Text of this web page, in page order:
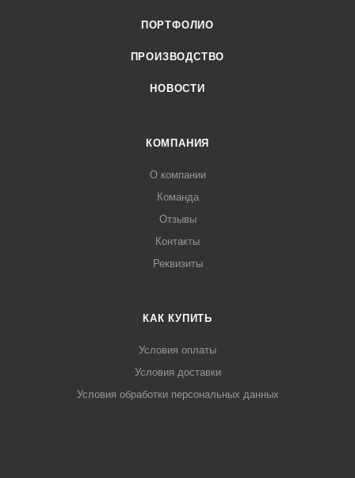
ПОРТФОЛИО
ПРОИЗВОДСТВО
НОВОСТИ
КОМПАНИЯ
О компании
Команда
Отзывы
Контакты
Реквизиты
КАК КУПИТЬ
Условия оплаты
Условия доставки
Условия обработки персональных данных